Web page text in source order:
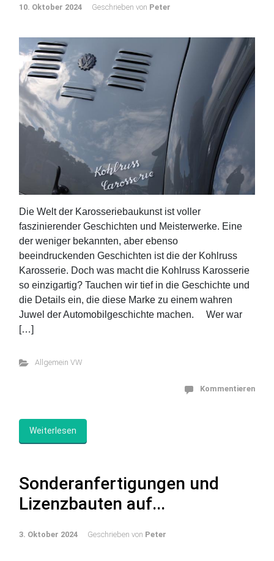
10. Oktober 2024 Geschrieben von Peter
Die Welt der Karosseriebaukunst ist voller
faszinierender Geschichten und Meisterwerke. Eine
der weniger bekannten, aber ebenso
beeindruckenden Geschichten ist die der Kohlruss
Karosserie. Doch was macht die Kohlruss Karosserie
so einzigartig? Tauchen wir tief in die Geschichte und
die Details ein, die diese Marke zu einem wahren
Juwel der Automobilgeschichte machen. Wer war
[…]
Allgemein VW
Kommentieren
Weiterlesen
Sonderanfertigungen und
Lizenzbauten auf...
3. Oktober 2024 Geschrieben von Peter